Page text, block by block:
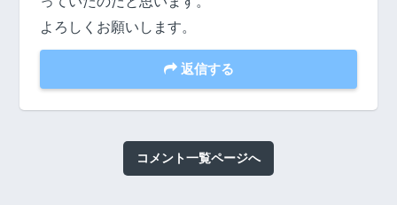
よろしくお願いします。
返信する
コメント一覧ページへ